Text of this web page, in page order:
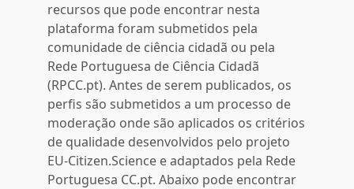
recursos que pode encontrar nesta
plataforma foram submetidos pela
comunidade de ciência cidadã ou pela
Rede Portuguesa de Ciência Cidadã
(RPCC.pt). Antes de serem publicados, os
perfis são submetidos a um processo de
moderação onde são aplicados os critérios
de qualidade desenvolvidos pelo projeto
EU-Citizen.Science e adaptados pela Rede
Portuguesa CC.pt. Abaixo pode encontrar